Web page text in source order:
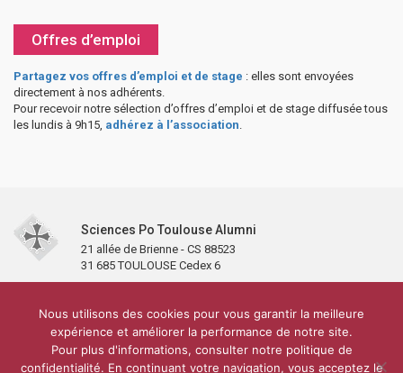
Offres d’emploi
Partagez vos offres d’emploi et de stage : elles sont envoyées
directement à nos adhérents.
Pour recevoir notre sélection d’offres d’emploi et de stage diffusée tous
les lundis à 9h15, adhérez à l’association.
Sciences Po Toulouse Alumni
21 allée de Brienne - CS 88523
31 685 TOULOUSE Cedex 6
Partenaires et soutiens
Lettre d’information
Réseaux sociaux
Sciences Po Toulouse
Carré Alumni de la bibliothèque de Sciences Po Toulouse
10 000 diplômés
Réseau ScPo
Mentions légales Politique de confidentialité Plan du site
Nous utilisons des cookies pour vous garantir la meilleure
expérience et améliorer la performance de notre site.
Pour plus d'informations, consulter notre politique de
confidentialité. En continuant votre navigation, vous acceptez le